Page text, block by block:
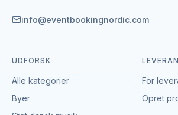
præcisere leverancen og indgå en
info@eventbookingnordic.com
UDFORSK
Alle kategorier
Byer
For
Opret